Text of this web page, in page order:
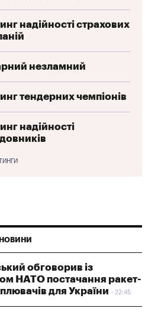
надійності страхових
незламний
тендерних чемпіонів
надійності
обговорив із
НАТО постачання ракет-
для України
22:45